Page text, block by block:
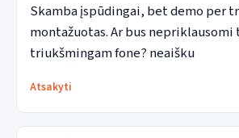
Skamba įspūdingai, bet demo per
montažuotas. Ar bus nepriklausomi
triukšmingam fone? neaišku
Atsakyti